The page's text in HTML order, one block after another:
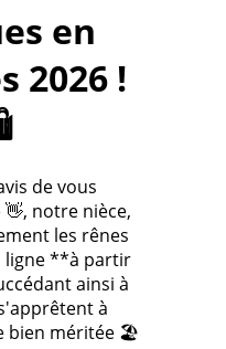
en
2026 !
de vous
notre nièce,
les rênes
ligne **à partir
ainsi à
à
bien méritée 🏖️